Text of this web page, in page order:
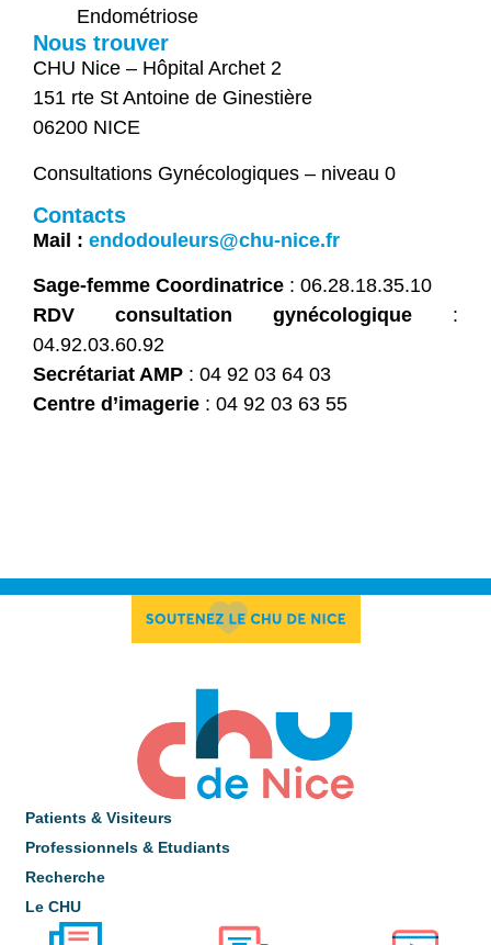
Endométriose
Nous trouver
CHU Nice – Hôpital Archet 2
151 rte St Antoine de Ginestière
06200 NICE
Consultations Gynécologiques – niveau 0
Contacts
Mail : endodouleurs@chu-nice.fr
Sage-femme Coordinatrice : 06.28.18.35.10
RDV consultation gynécologique :
04.92.03.60.92
Secrétariat AMP : 04 92 03 64 03
Centre d’imagerie : 04 92 03 63 55
Patients & Visiteurs
Professionnels & Etudiants
Recherche
Le CHU